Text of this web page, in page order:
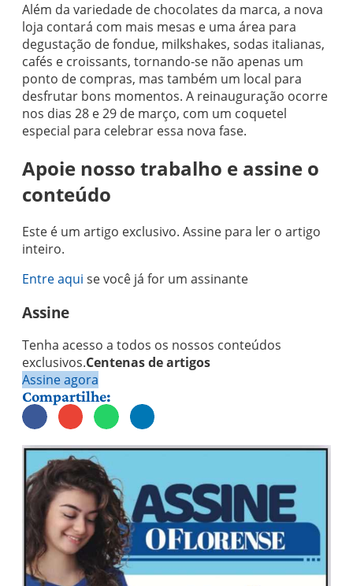
Além da variedade de chocolates da marca, a nova
loja contará com mais mesas e uma área para
degustação de fondue, milkshakes, sodas italianas,
cafés e croissants, tornando-se não apenas um
ponto de compras, mas também um local para
desfrutar bons momentos. A reinauguração ocorre
nos dias 28 e 29 de março, com um coquetel
especial para celebrar essa nova fase.
Apoie nosso trabalho e assine o
conteúdo
Este é um artigo exclusivo. Assine para ler o artigo
inteiro.
Entre aqui se você já for um assinante
Assine
Tenha acesso a todos os nossos conteúdos
exclusivos.Centenas de artigos
Assine agora
Compartilhe: